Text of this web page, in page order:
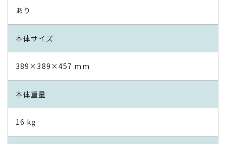
あり
本体サイズ
389×389×457 mm
本体重量
16 kg